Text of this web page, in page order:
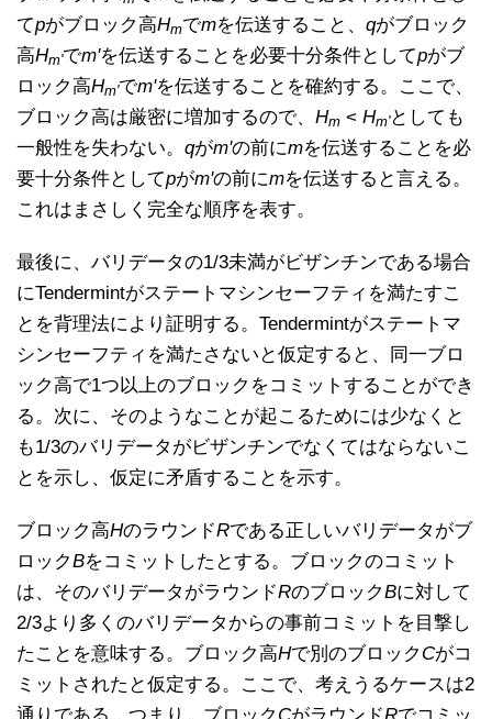
てpがブロック高Hmでmを伝送すること、 qがブロック
高Hm'でm'を伝送することを必要十分条件としてpがブ
ロック高Hm'でm'を伝送することを確約する。ここで、
ブロック高は厳密に増加するので、 Hm < Hm'としても
一般性を失わない。 qがm'の前にmを伝送することを必
要十分条件としてpがm'の前にmを伝送すると言える。
これはまさしく完全な順序を表す。
最後に、バリデータの1/3未満がビザンチンである場合
にTendermintがステートマシンセーフティを満たすこ
とを背理法により証明する。Tendermintがステートマ
シンセーフティを満たさないと仮定すると、同一ブロ
ック高で1つ以上のブロックをコミットすることができ
る。次に、そのようなことが起こるためには少なくと
も1/3のバリデータがビザンチンでなくてはならないこ
とを示し、仮定に矛盾することを示す。
ブロック高HのラウンドRである正しいバリデータがブ
ロックBをコミットしたとする。ブロックのコミット
は、そのバリデータがラウンドRのブロックBに対して
2/3より多くのバリデータからの事前コミットを目撃し
たことを意味する。ブロック高Hで別のブロック Cがコ
ミットされたと仮定する。ここで、考えうるケースは2